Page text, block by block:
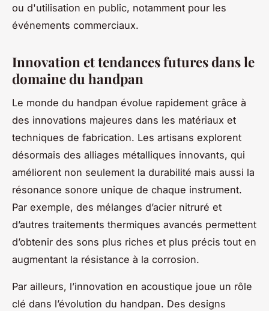
ou d'utilisation en public, notamment pour les
événements commerciaux.
Innovation et tendances futures dans le
domaine du handpan
Le monde du handpan évolue rapidement grâce à
des innovations majeures dans les matériaux et
techniques de fabrication. Les artisans explorent
désormais des alliages métalliques innovants, qui
améliorent non seulement la durabilité mais aussi la
résonance sonore unique de chaque instrument.
Par exemple, des mélanges d’acier nitruré et
d’autres traitements thermiques avancés permettent
d’obtenir des sons plus riches et plus précis tout en
augmentant la résistance à la corrosion.
Par ailleurs, l’innovation en acoustique joue un rôle
clé dans l’évolution du handpan. Des designs